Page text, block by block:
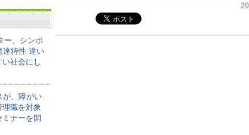
ー、シンポ
達特性 違い
社会にし
が、障がい
職を対象
ミナーを開